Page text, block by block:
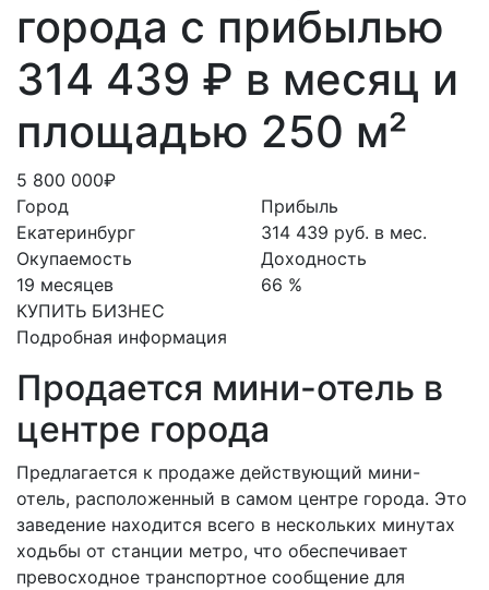
города с прибылью
314 439 ₽ в месяц и
площадью 250 м²
5 800 000₽
Город
Екатеринбург
Окупаемость
19 месяцев
КУПИТЬ БИЗНЕС
Прибыль
314 439 руб. в мес.
Доходность
66 %
Подробная информация
Продается мини-отель в
центре города
Предлагается к продаже действующий мини-
отель, расположенный в самом центре города. Это
заведение находится всего в нескольких минутах
ходьбы от станции метро, что обеспечивает
превосходное транспортное сообщение для